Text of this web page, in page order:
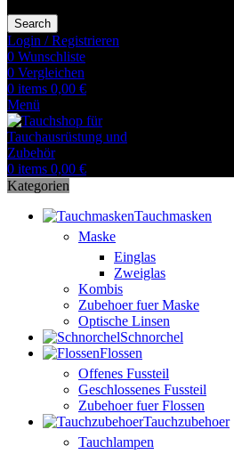
Search
Login / Registrieren
0 Wunschliste
0 Vergleichen
0 items 0,00 €
Menü
0 items 0,00 €
Kategorien
Tauchmasken
Maske
Einglas
Zweiglas
Kombis
Zubehoer fuer Maske
Optische Linsen
Schnorchel
Flossen
Offenes Fussteil
Geschlossenes Fussteil
Zubehoer fuer Flossen
Tauchzubehoer
Tauchlampen